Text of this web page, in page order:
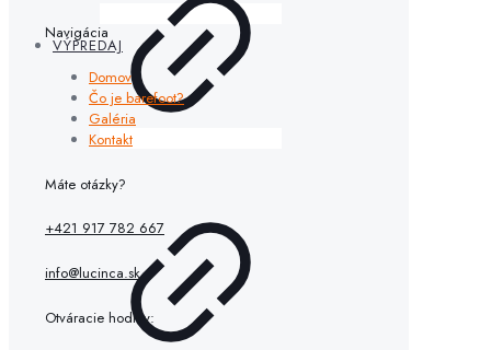
VÝPREDAJ
Navigácia
Domov
Čo je barefoot?
Galéria
Kontakt
Máte otázky?
+421 917 782 667
info@lucinca.sk
Otváracie hodiny: